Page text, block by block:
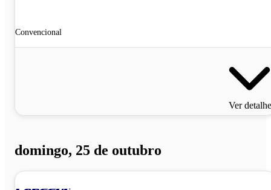
Convencional
Ver
domingo, 25 de outubro